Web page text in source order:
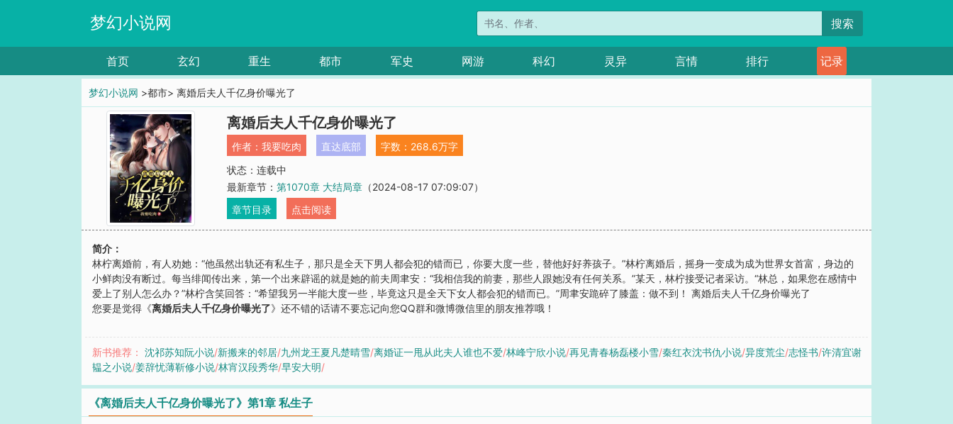
梦幻小说网 搜索
首页 玄幻 重生 都市 军史 网游 科幻 灵异 言情 排行 记录
梦幻小说网 >都市> 离婚后夫人千亿身价曝光了
离婚后夫人千亿身价曝光了
作者：我要吃肉 直达底部
字数：268.6万字
状态：连载中
最新章节：第1070章 大结局章 （2024-08-17 07:09:07）
章节目录
点击阅读
简介：
林柠离婚前，有人劝她：“他虽然出轨还有私生子，那只是全天下男人都会犯的错而已，你要大度一些，替他好好养孩子。”林柠离婚后，摇身一变成为成为世界女首富，身边的
小鲜肉没有断过。每当绯闻传出来，第一个出来辟谣的就是她的前夫周聿安：“我相信我的前妻，那些人跟她没有任何关系。”某天，林柠接受记者采访。“林总，如果您在感情中
爱上了别人怎么办？”林柠含笑回答：“希望我另一半能大度一些，毕竟这只是全天下女人都会犯的错而已。”周聿安跪碎了膝盖：做不到！ 离婚后夫人千亿身价曝光了
您要是觉得《离婚后夫人千亿身价曝光了》还不错的话请不要忘记向您QQ群和微博微信里的朋友推荐哦！
新书推荐：沈祁苏知阮小说/新搬来的邻居/九州龙王夏凡楚晴雪/离婚证一甩从此夫人谁也不爱/林峰宁欣小说/再见青春杨磊楼小雪/秦红衣沈书仇小说/异度荒尘/志怪书/许清宜谢
韫之小说/姜辞忧薄靳修小说/林宵汉段秀华/早安大明/
《离婚后夫人千亿身价曝光了》第1章 私生子